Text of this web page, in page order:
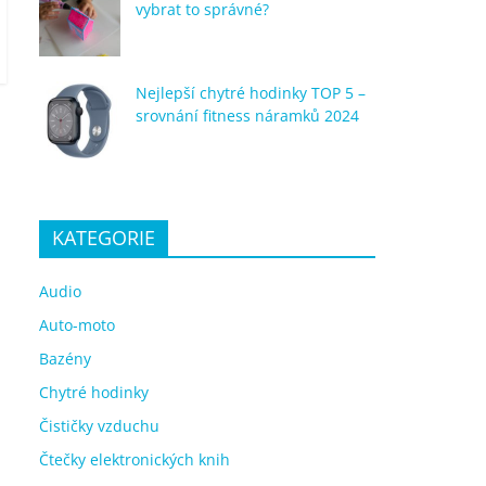
vybrat to správné?
Nejlepší chytré hodinky TOP 5 –
srovnání fitness náramků 2024
KATEGORIE
Audio
Auto-moto
Bazény
Chytré hodinky
Čističky vzduchu
Čtečky elektronických knih